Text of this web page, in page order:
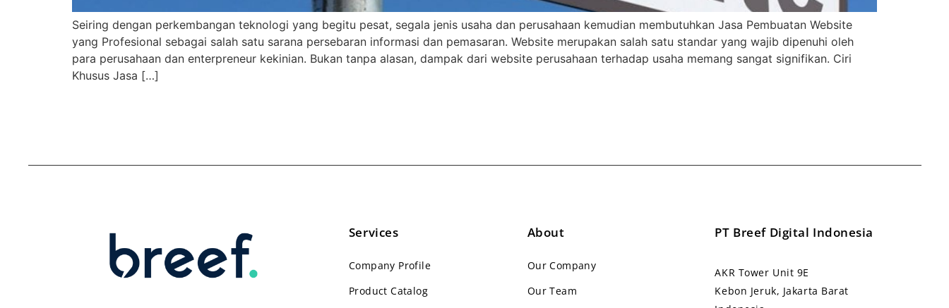
Seiring dengan perkembangan teknologi yang begitu pesat, segala jenis usaha dan perusahaan kemudian membutuhkan Jasa Pembuatan Website
yang Profesional sebagai salah satu sarana persebaran informasi dan pemasaran. Website merupakan salah satu standar yang wajib dipenuhi oleh
para perusahaan dan enterpreneur kekinian. Bukan tanpa alasan, dampak dari website perusahaan terhadap usaha memang sangat signifikan. Ciri
Khusus Jasa […]
Services
Company Profile
Product Catalog
About
Our Company
Our Team
PT Breef Digital Indonesia
AKR Tower Unit 9E
Kebon Jeruk, Jakarta Barat